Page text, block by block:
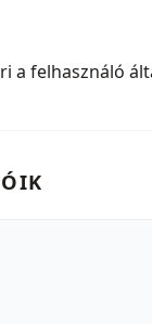
a felhasználó